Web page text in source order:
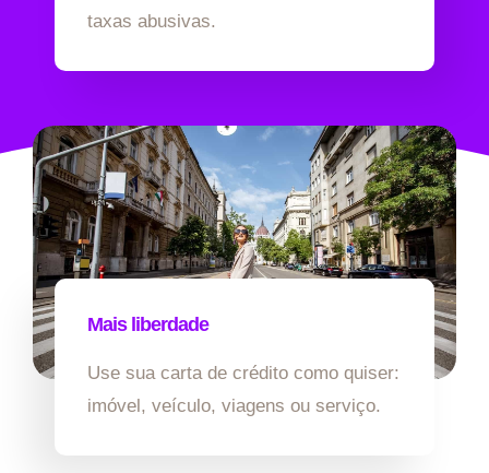
taxas abusivas.
Mais liberdade
Use sua carta de crédito como quiser:
imóvel, veículo, viagens ou serviço.